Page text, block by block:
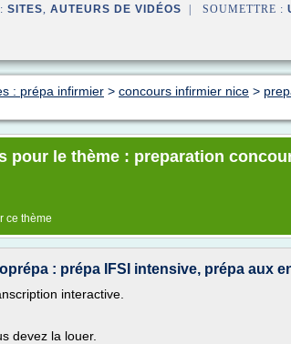
SITES, AUTEURS DE VIDÉOS | SOUMETTRE :
: prépa infirmier > concours infirmier nice >
pour le thème : preparation
ce thème
: prépa IFSI intensive, prépa aux
interactive.
devez la louer.